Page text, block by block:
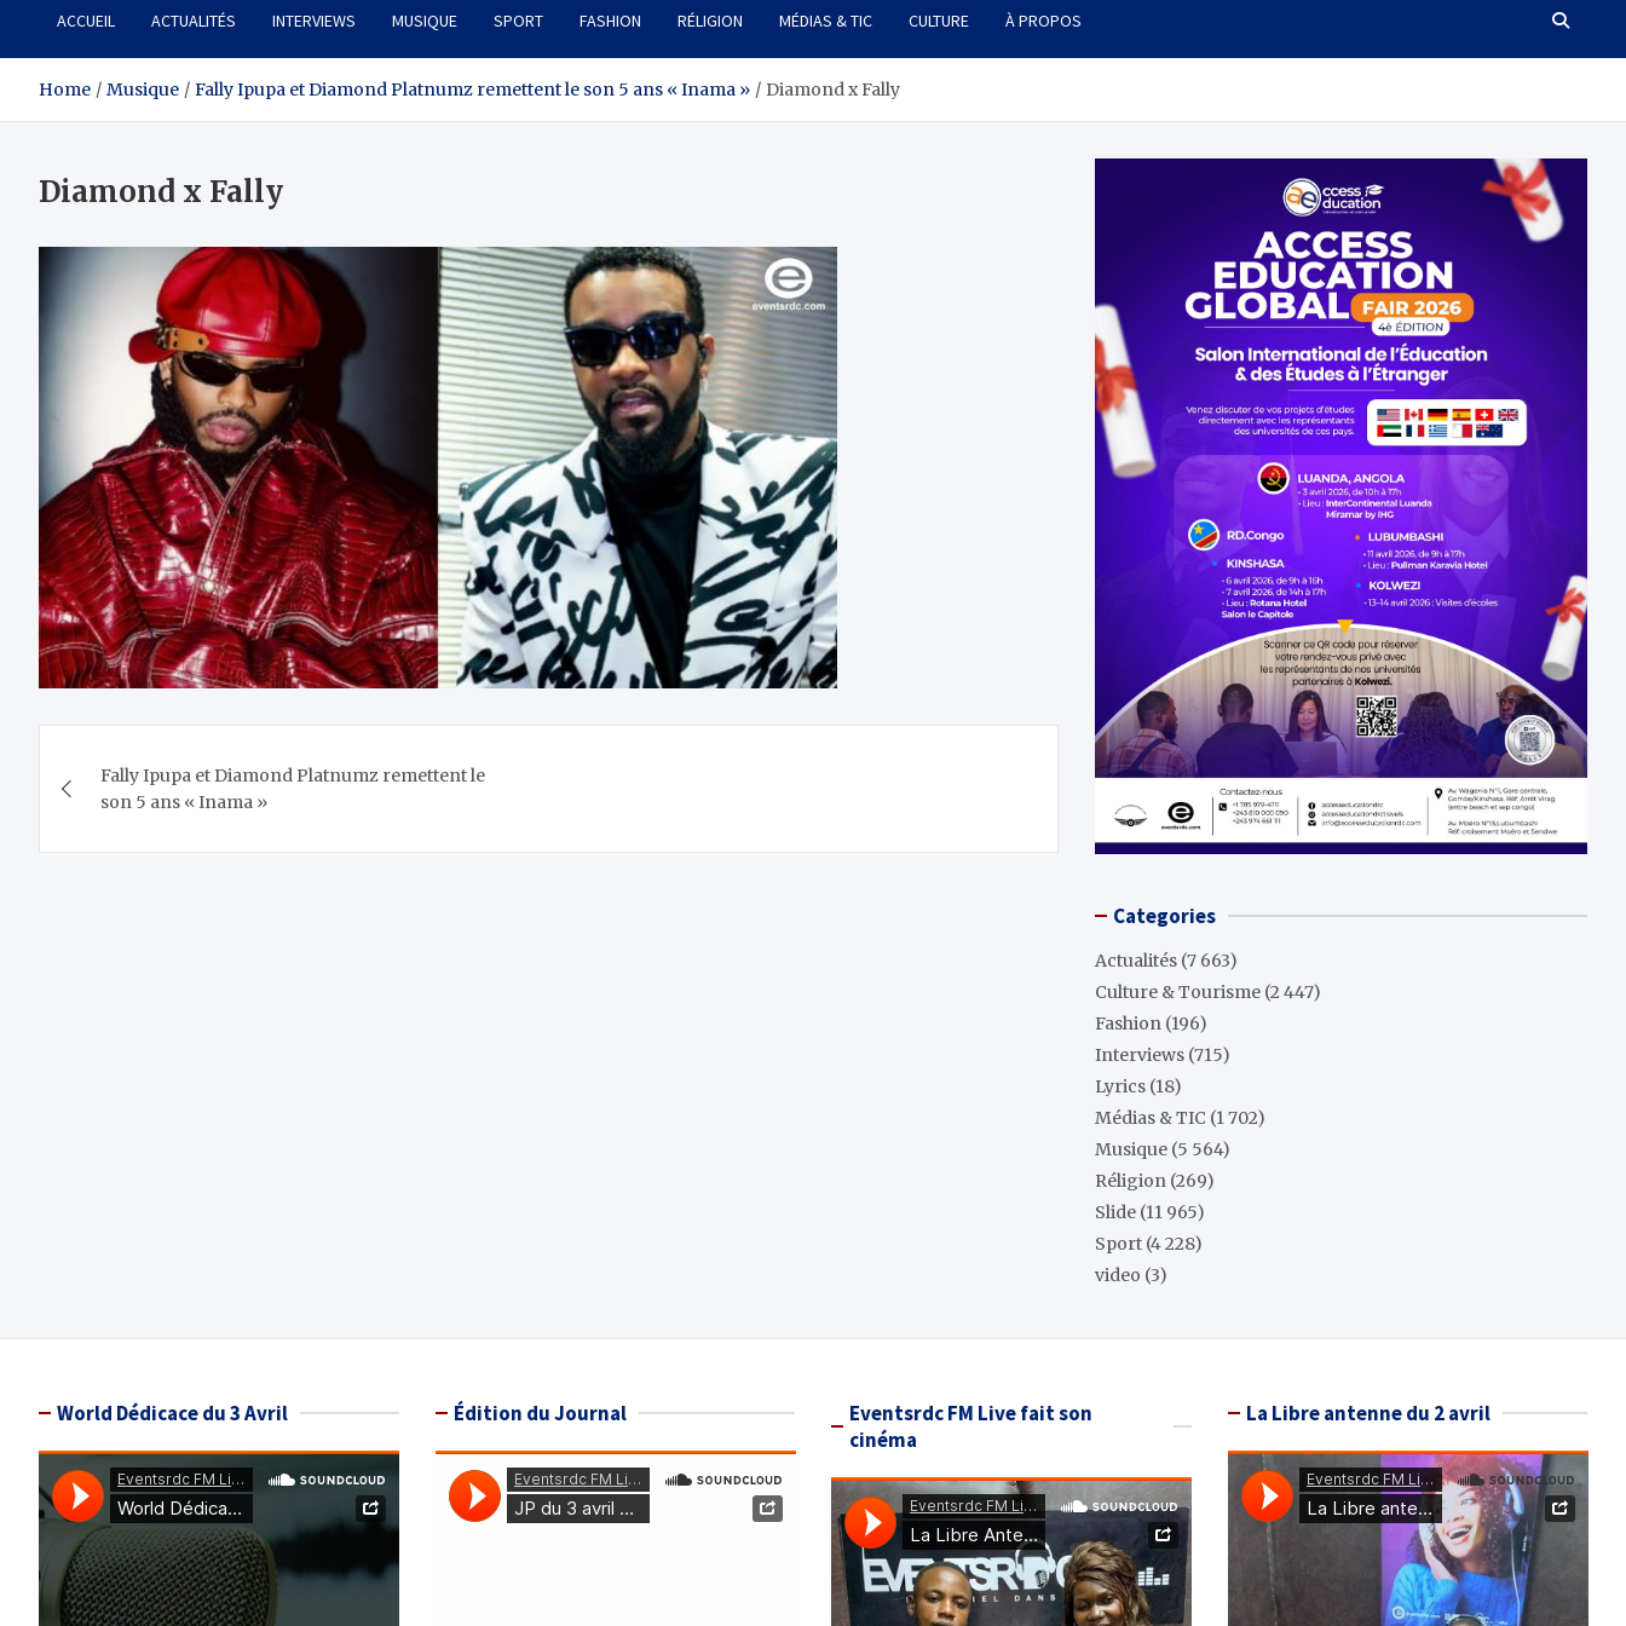
ACCUEIL ACTUALITÉS INTERVIEWS MUSIQUE SPORT FASHION RÉLIGION MÉDIAS & TIC CULTURE À PROPOS
Home Musique Fally Ipupa et Diamond Platnumz remettent le son 5 ans « Inama » Diamond x Fally
Diamond x Fally
de
l’article
Fally Ipupa et Diamond Platnumz remettent le
son 5 ans « Inama »
Categories
Actualités (7 663)
Culture & Tourisme (2 447)
Fashion (196)
Interviews (715)
Lyrics (18)
Médias & TIC (1 702)
Musique (5 564)
Réligion (269)
Slide (11 965)
Sport (4 228)
video (3)
World Dédicace du 3 Avril Édition du Journal
Eventsrdc FM Live fait son
cinéma
La Libre antenne du 2 avril